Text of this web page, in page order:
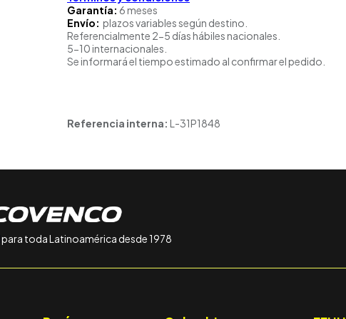
Garantía: 6 meses
Envío: plazos variables según destino.
Referencialmente 2-5 días hábiles nacionales.
5-10 internacionales.
Se informará el tiempo estimado al confirmar el pedido.
Referencia interna: L-31P1848
para toda Latinoamérica desde 1978